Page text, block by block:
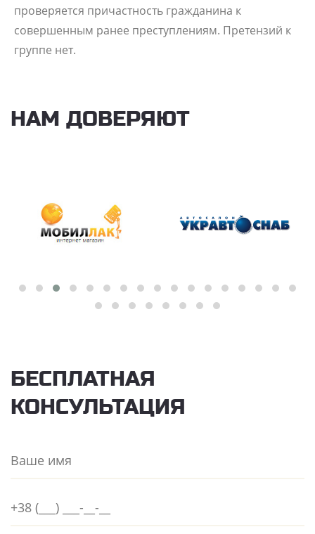
проверяется причастность гражданина к
совершенным ранее преступлениям. Претензий к
группе нет.
НАМ ДОВЕРЯЮТ
БЕСПЛАТНАЯ
КОНСУЛЬТАЦИЯ